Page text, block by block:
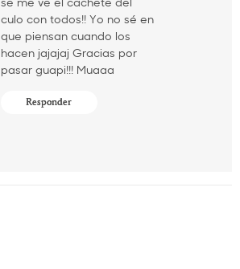
culo con todos!! Yo no sé en
que piensan cuando los
hacen jajajaj Gracias por
pasar guapi!!! Muaaa
Responder